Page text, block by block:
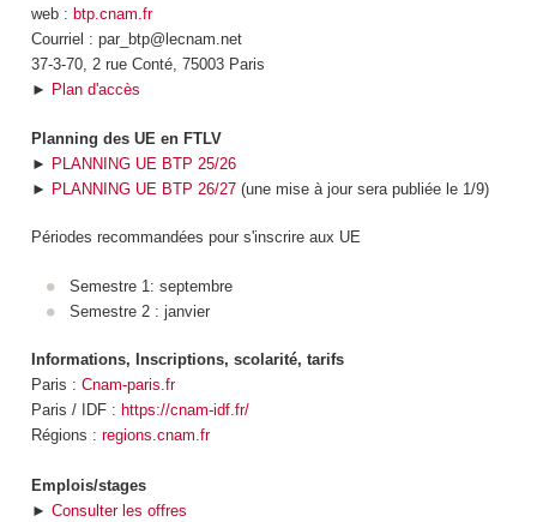
web : btp.cnam.fr
Courriel : par_btp@lecnam.net
37-3-70, 2 rue Conté, 75003 Paris
► Plan d'accès
Planning des UE en FTLV
► PLANNING UE BTP 25/26
► PLANNING UE BTP 26/27(une mise à jour sera publiée le 1/9)
Périodes recommandées pour s'inscrire aux UE
Semestre 1: septembre
Semestre 2 : janvier
Informations, Inscriptions, scolarité, tarifs
Paris : Cnam-paris.fr
Paris / IDF : https://cnam-idf.fr/
Régions : regions.cnam.fr
Emplois/stages
► Consulter les offres